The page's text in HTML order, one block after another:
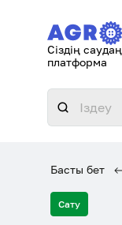
Сіздің
платформа
Басты бет
Сату